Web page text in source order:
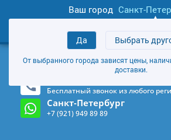
Ваш город Санкт-
Да Выбрать
От выбранного города зависят цены,
доставки.
товаров
+7 (921) 949 89 89
Магазин и склад в Санкт-
Бесплатный звонок из любого
Санкт-Петербург
+7 (921) 949 89 89